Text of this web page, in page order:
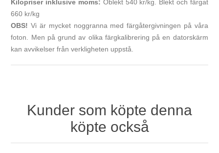
Kilopriser inklusive moms: Oblekt 540 kr/kg. Blekt och färgat
660 kr/kg
OBS! Vi är mycket noggranna med färgåtergivningen på våra
foton. Men på grund av olika färgkalibrering på en datorskärm
kan avvikelser från verkligheten uppstå.
Kunder som köpte denna
köpte också